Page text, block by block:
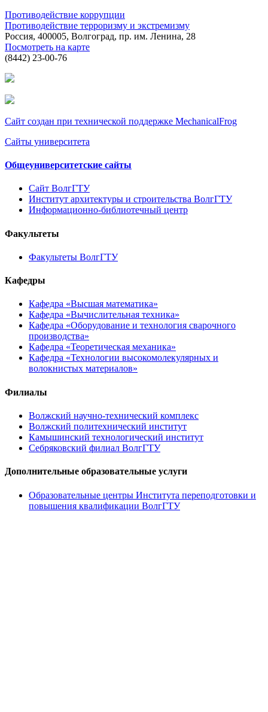
Противодействие коррупции
Противодействие терроризму и экстремизму
Россия, 400005, Волгоград, пр. им. Ленина, 28
Посмотреть на карте
(8442) 23-00-76
Сайт создан при технической поддержке MechanicalFrog
Сайты университета
Общеуниверситетские сайты
Сайт ВолгГТУ
Институт архитектуры и строительства ВолгГТУ
Информационно-библиотечный центр
Факультеты
Факультеты ВолгГТУ
Кафедры
Кафедра «Высшая математика»
Кафедра «Вычислительная техника»
Кафедра «Оборудование и технология сварочного
производства»
Кафедра «Теоретическая механика»
Кафедра «Технологии высокомолекулярных и
волокнистых материалов»
Филиалы
Волжский научно-технический комплекс
Волжский политехнический институт
Камышинский технологический институт
Себряковский филиал ВолгГТУ
Дополнительные образовательные услуги
Образовательные центры Института переподготовки и
повышения квалификации ВолгГТУ